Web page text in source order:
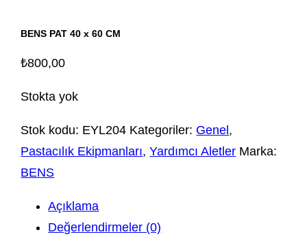
BENS PAT 40 x 60 CM
₺800,00
Stokta yok
Stok kodu: EYL204 Kategoriler: Genel ,
Pastacılık Ekipmanları,Yardımcı Aletler Marka:
BENS
Açıklama
Değerlendirmeler (0)